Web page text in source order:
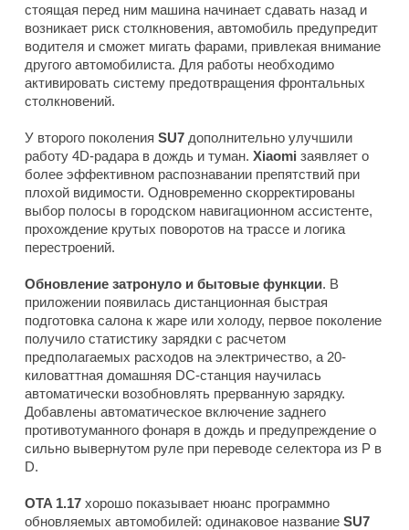
стоящая перед ним машина начинает сдавать назад и
возникает риск столкновения, автомобиль предупредит
водителя и сможет мигать фарами, привлекая внимание
другого автомобилиста. Для работы необходимо
активировать систему предотвращения фронтальных
столкновений.
У второго поколения SU7 дополнительно улучшили
работу 4D-радара в дождь и туман. Xiaomi заявляет о
более эффективном распознавании препятствий при
плохой видимости. Одновременно скорректированы
выбор полосы в городском навигационном ассистенте,
прохождение крутых поворотов на трассе и логика
перестроений.
Обновление затронуло и бытовые функции. В
приложении появилась дистанционная быстрая
подготовка салона к жаре или холоду, первое поколение
получило статистику зарядки с расчетом
предполагаемых расходов на электричество, а 20-
киловаттная домашняя DC-станция научилась
автоматически возобновлять прерванную зарядку.
Добавлены автоматическое включение заднего
противотуманного фонаря в дождь и предупреждение о
сильно вывернутом руле при переводе селектора из P в
D.
OTA 1.17 хорошо показывает нюанс программно
обновляемых автомобилей: одинаковое название SU7